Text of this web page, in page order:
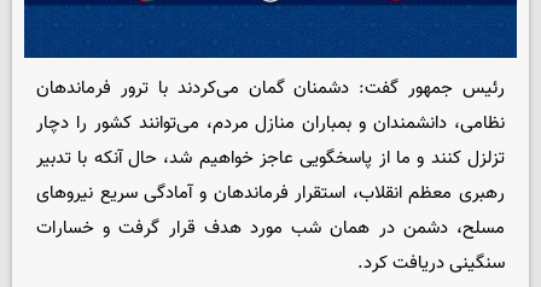
رئیس جمهور گفت: دشمنان گمان می‌کردند با ترور فرماندهان
نظامی، دانشمندان و بمباران منازل مردم، می‌توانند کشور را دچار
تزلزل کنند و ما از پاسخگویی عاجز خواهیم شد، حال آنکه با تدبیر
رهبری معظم انقلاب، استقرار فرماندهان و آمادگی سریع نیروهای
مسلح، دشمن در همان شب مورد هدف قرار گرفت و خسارات
سنگینی دریافت کرد.